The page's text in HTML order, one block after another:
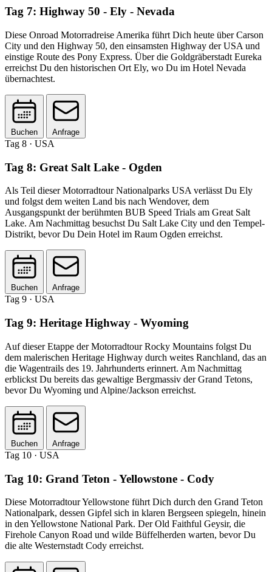
Tag 7: Highway 50 - Ely - Nevada
Diese Onroad Motorradreise Amerika führt Dich heute über Carson
City und den Highway 50, den einsamsten Highway der USA und
einstige Route des Pony Express. Über die Goldgräberstadt Eureka
erreichst Du den historischen Ort Ely, wo Du im Hotel Nevada
übernachtest.
Buchen Anfrage
Tag 8 · USA
Tag 8: Great Salt Lake - Ogden
Als Teil dieser Motorradtour Nationalparks USA verlässt Du Ely
und folgst dem weiten Land bis nach Wendover, dem
Ausgangspunkt der berühmten BUB Speed Trials am Great Salt
Lake. Am Nachmittag besuchst Du Salt Lake City und den Tempel-
Distrikt, bevor Du Dein Hotel im Raum Ogden erreichst.
Buchen Anfrage
Tag 9 · USA
Tag 9: Heritage Highway - Wyoming
Auf dieser Etappe der Motorradtour Rocky Mountains folgst Du
dem malerischen Heritage Highway durch weites Ranchland, das an
die Wagentrails des 19. Jahrhunderts erinnert. Am Nachmittag
erblickst Du bereits das gewaltige Bergmassiv der Grand Tetons,
bevor Du Wyoming und Alpine/Jackson erreichst.
Buchen Anfrage
Tag 10 · USA
Tag 10: Grand Teton - Yellowstone - Cody
Diese Motorradtour Yellowstone führt Dich durch den Grand Teton
Nationalpark, dessen Gipfel sich in klaren Bergseen spiegeln, hinein
in den Yellowstone National Park. Der Old Faithful Geysir, die
Firehole Canyon Road und wilde Büffelherden warten, bevor Du
die alte Westernstadt Cody erreichst.